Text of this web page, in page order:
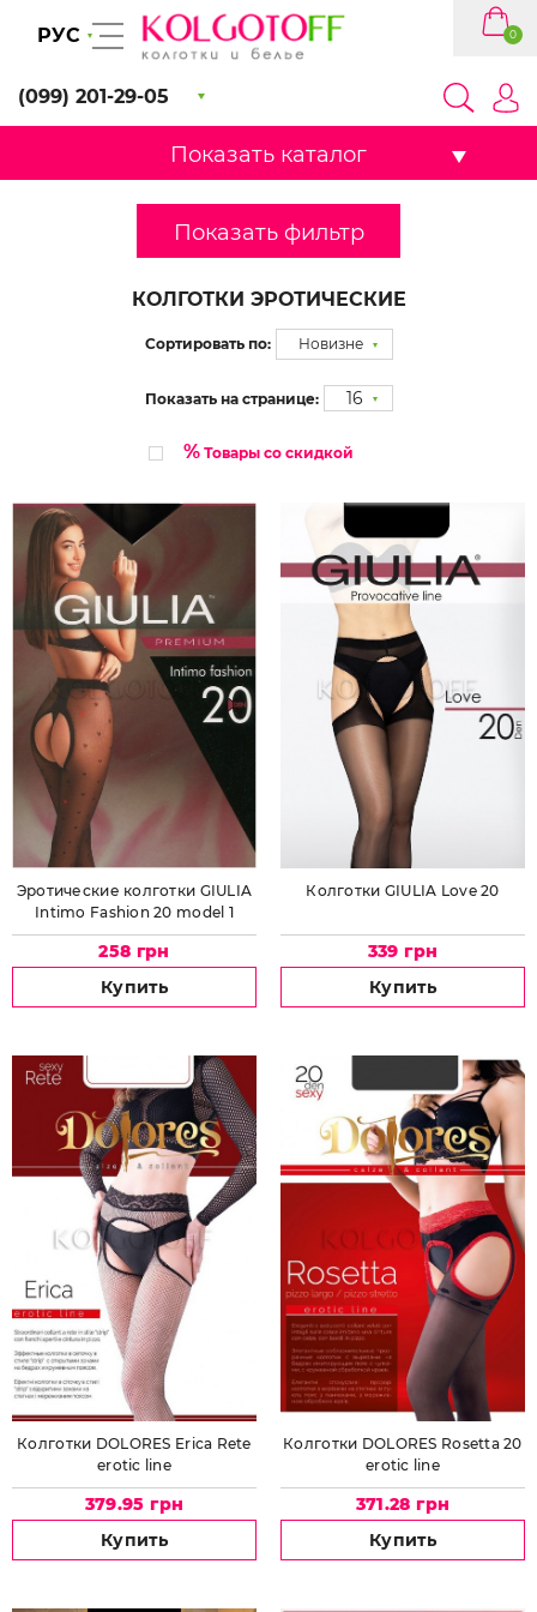
РУС
(099) 201-29-05
0
Показать каталог
Показать фильтр
КОЛГОТКИ ЭРОТИЧЕСКИЕ
Сортировать по: Новизне
Показать на странице: 16
% Товары со скидкой
Эротические колготки GIULIA
Intimo Fashion 20 model 1
258 грн
Купить
Колготки GIULIA Love 20
339 грн
Купить
Колготки DOLORES Erica Rete
erotic line
379.95 грн
Купить
Колготки DOLORES Rosetta 20
erotic line
371.28 грн
Купить